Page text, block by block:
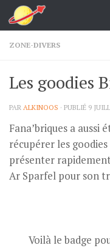
Skip to content
ZONE-DIVERS
Les goodies
PAR ALKINOOS · PUBLIÉ 9
Fana’briques a aussi
récupérer les
présenter
Ar Sparfel pour son
Voilà le badge